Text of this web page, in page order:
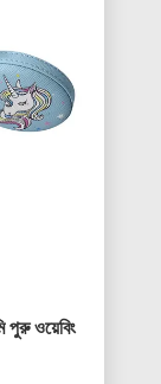
পুরু ওয়েবিং